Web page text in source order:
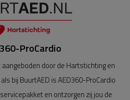
ProCardio
door de Hartstichting en
bij BuurtAED is AED360-ProCardio
en ontzorgen zij jou de